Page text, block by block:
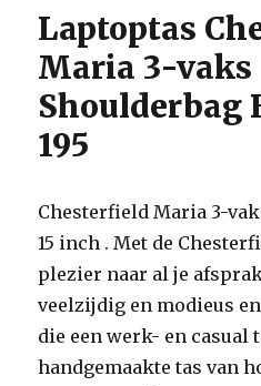
Laptoptas
Maria 3-vaks
Shoulderbag
195
Chesterfield Maria 3-
15 inch . Met de
plezier naar al je
veelzijdig en modieus
die een werk- en casual
handgemaakte tas van